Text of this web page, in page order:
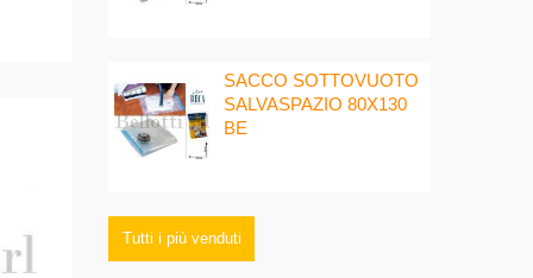
SACCO SOTTOVUOTO
SALVASPAZIO 80X130
BE
Tutti i più venduti